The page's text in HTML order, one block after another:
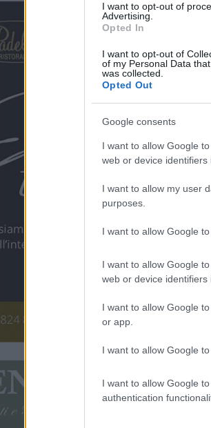
I want to opt-out of
Advertising.
Opted In
I want to opt-out of
of my Personal Data
was collected.
Opted Out
Google consents
I want to allow Google
web or device identifiers
I want to allow my user
purposes.
I want to allow Google
I want to allow Google
web or device identifiers
I want to allow Google
or app.
I want to allow Google
I want to allow Google
authentication